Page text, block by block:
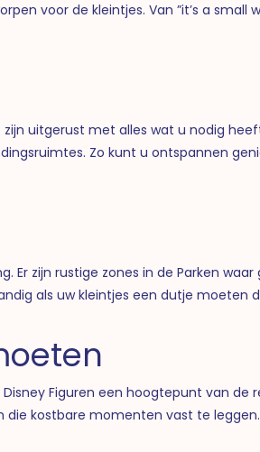
voor de kleintjes. Van ”it’s a small
uitgerust met alles wat u nodig
Zo kunt u ontspannen
Er zijn rustige zones in de Parken
als uw kleintjes een dutje moeten
Figuren een hoogtepunt van de
kostbare momenten vast te leggen.